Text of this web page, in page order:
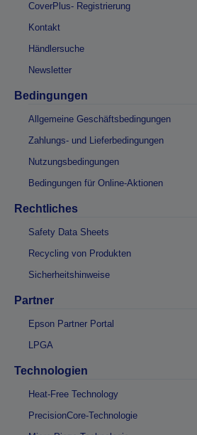
CoverPlus- Registrierung
Kontakt
Händlersuche
Newsletter
Bedingungen
Allgemeine Geschäftsbedingungen
Zahlungs- und Lieferbedingungen
Nutzungsbedingungen
Bedingungen für Online-Aktionen
Rechtliches
Safety Data Sheets
Recycling von Produkten
Sicherheitshinweise
Partner
Epson Partner Portal
LPGA
Technologien
Heat-Free Technology
PrecisionCore-Technologie